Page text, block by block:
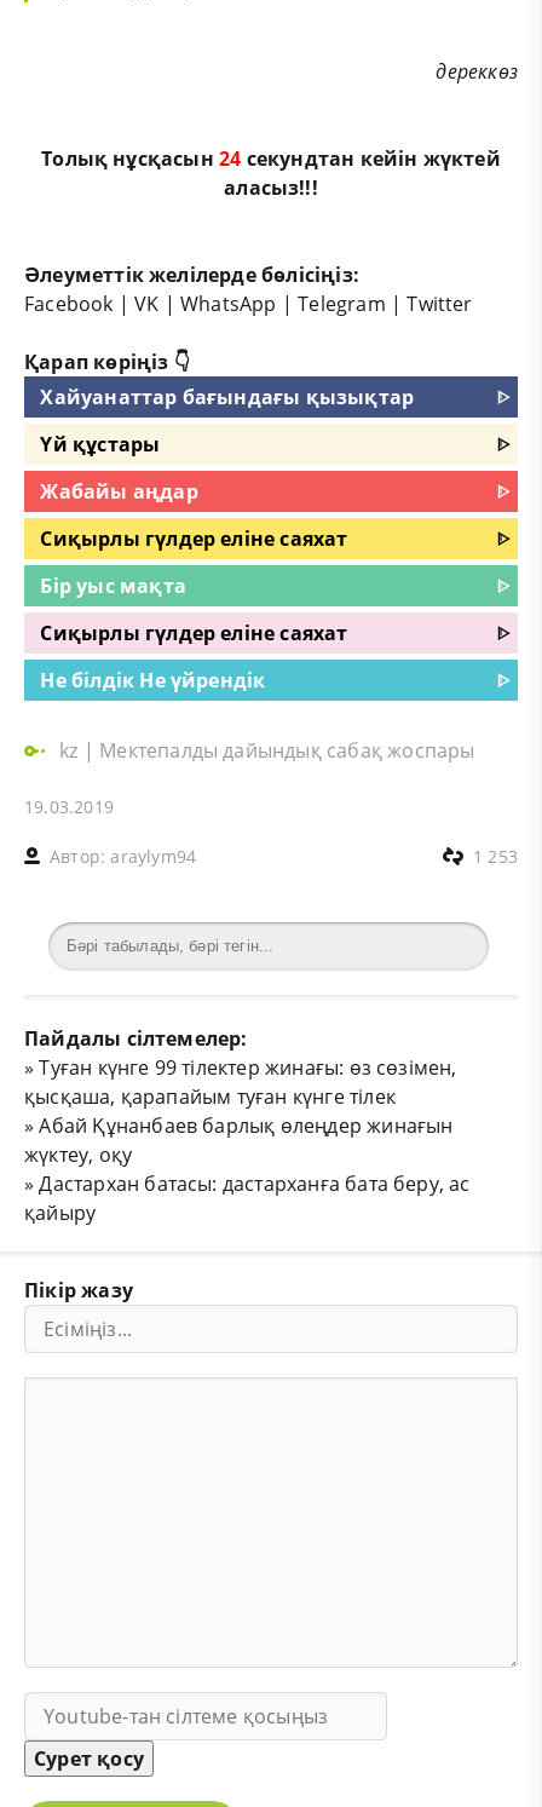
дереккөз
Толық нұсқасын23 секундтан кейін жүктей
аласыз!!!
Әлеуметтік желілерде бөлісіңіз:
Facebook |VK |WhatsApp |Telegram |Twitter
Қарап көріңіз 👇
Хайуанаттар бағындағы қызықтар
ᐈ
Үй құстары
ᐈ
Жабайы аңдар
ᐈ
Сиқырлы гүлдер еліне саяхат
ᐈ
Бір уыс мақта
ᐈ
Сиқырлы гүлдер еліне саяхат
ᐈ
Не білдік Не үйрендік
ᐈ
kz | Мектепалды дайындық сабақ жоспары
19.03.2019
Автор:araylym94 1 253
Пайдалы сілтемелер:
»Туған күнге 99 тілектер жинағы: өз сөзімен,
қысқаша, қарапайым туған күнге тілек
»Абай Құнанбаев барлық өлеңдер жинағын
жүктеу, оқу
»Дастархан батасы: дастарханға бата беру, ас
қайыру
Пікір жазу
Сурет қосу